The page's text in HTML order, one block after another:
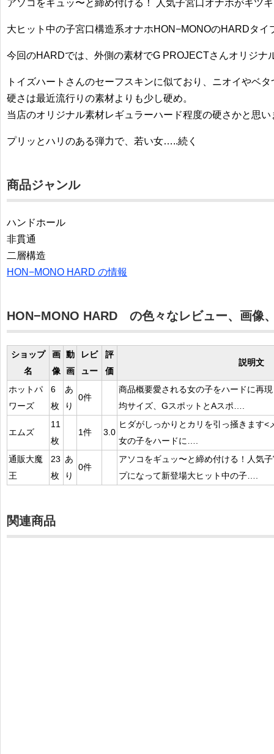
アソコをギュッ〜と締め付ける！ 人気子宮口オナホがキツ
大ヒット中の子宮口構造系オナホHON−MONOのHARDタイ
今回のHARDでは、外側の素材でG PROJECTさんオリジナ
トイズハートさんのセーフスキンに似ており、ニオイやベ
硬さは最近流行りの素材よりも少し硬め。
当店のオリジナル素材レギュラーハード程度の硬さかと思い
プリッとハリのある弾力で、若い女…..続く
商品ジャンル
ハンドホール
非貫通
二層構造
HON−MONO HARD の情報
HON−MONO HARD の色々なレビュー、画像
ショップ
名
画
像
動
画
レビ
ュー
評
価
説明文
ホットパ
ワーズ
6
枚
あ
り
0件
商品概要愛される女の子をハードに再
均サイズ、GスポットとAスポ….
エムズ
11
枚
1件 3.0
ヒダがしっかりとカリを引っ掻きます<
女の子をハードに….
通販大魔
王
23
枚
あ
り
0件
アソコをギュッ〜と締め付ける！人気
プになって新登場大ヒット中の子….
関連商品